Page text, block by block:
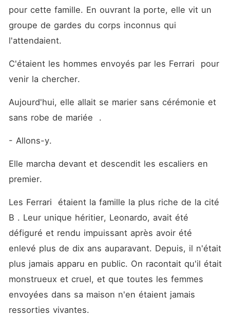
pour cette famille. En ouvrant la porte, elle vit un
groupe de gardes du corps inconnus qui
l'attendaient.
C'étaient les hommes envoyés par les Ferrari  pour
venir la chercher.
Aujourd'hui, elle allait se marier sans cérémonie et
sans robe de mariée  .
- Allons-y.
Elle marcha devant et descendit les escaliers en
premier.
Les Ferrari  étaient la famille la plus riche de la cité
B . Leur unique héritier, Leonardo, avait été
défiguré et rendu impuissant après avoir été
enlevé plus de dix ans auparavant. Depuis, il n'était
plus jamais apparu en public. On racontait qu'il était
monstrueux et cruel, et que toutes les femmes
envoyées dans sa maison n'en étaient jamais
ressorties vivantes.